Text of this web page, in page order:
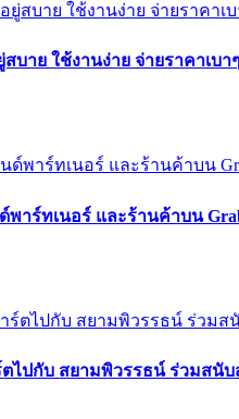
าย ใช้งานง่าย จ่ายราคาเบ
าร์ทเนอร์ และร้านค้าบน
ปกับ สยามพิวรรธน์ ร่วมสนับ